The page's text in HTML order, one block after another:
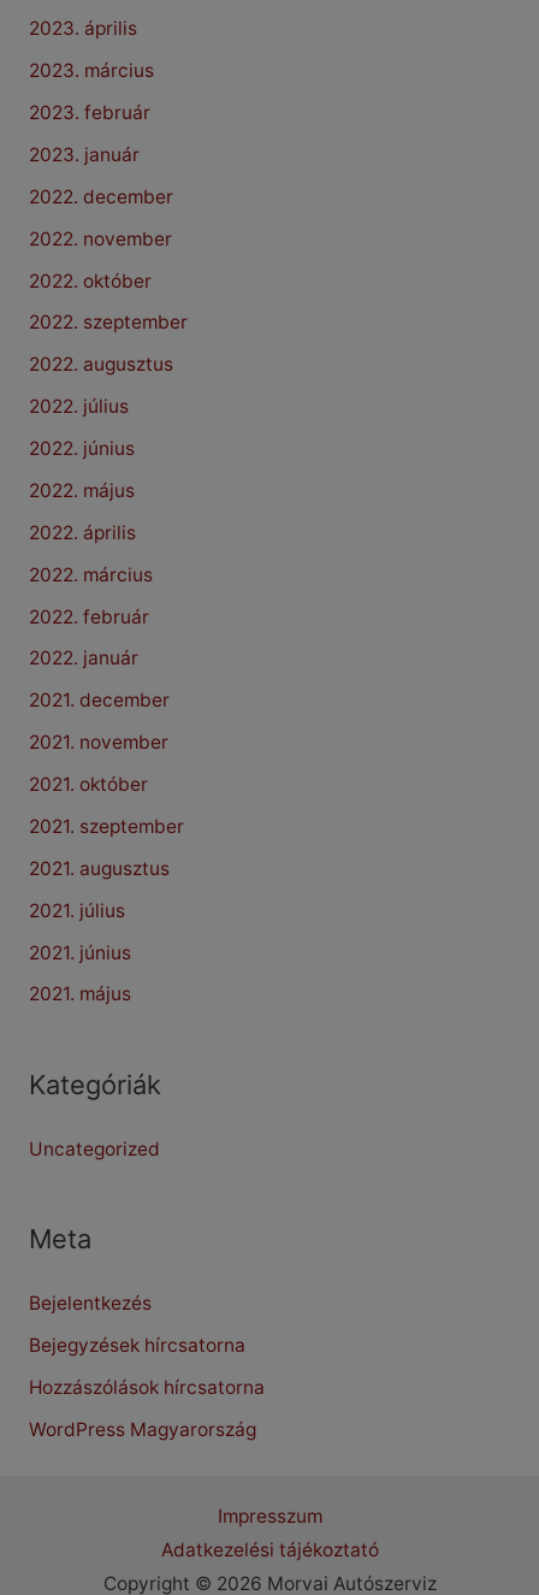
2023. április
2023. március
2023. február
2023. január
2022. december
2022. november
2022. október
2022. szeptember
2022. augusztus
2022. július
2022. június
2022. május
2022. április
2022. március
2022. február
2022. január
2021. december
2021. november
2021. október
2021. szeptember
2021. augusztus
2021. július
2021. június
2021. május
Kategóriák
Uncategorized
Meta
Bejelentkezés
Bejegyzések hírcsatorna
Hozzászólások hírcsatorna
WordPress Magyarország
Impresszum
Adatkezelési tájékoztató
Copyright © 2026 Morvai Autószerviz